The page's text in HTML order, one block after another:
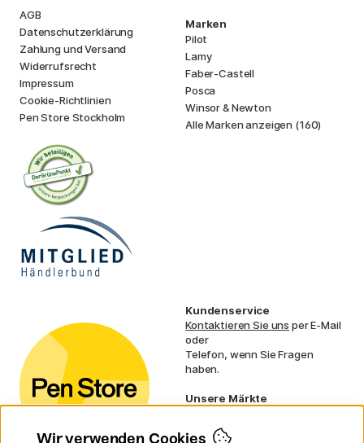
AGB
Datenschutzerklärung
Zahlung und Versand
Widerrufsrecht
Impressum
Cookie-Richtlinien
Pen Store Stockholm
Marken
Pilot
Lamy
Faber-Castell
Posca
Winsor & Newton
Alle Marken anzeigen (160)
Kundenservice
Kontaktieren Sie uns per E-Mail
oder
Telefon, wenn Sie Fragen
haben.
Unsere Märkte
Norwegen
Wir verwenden Cookies